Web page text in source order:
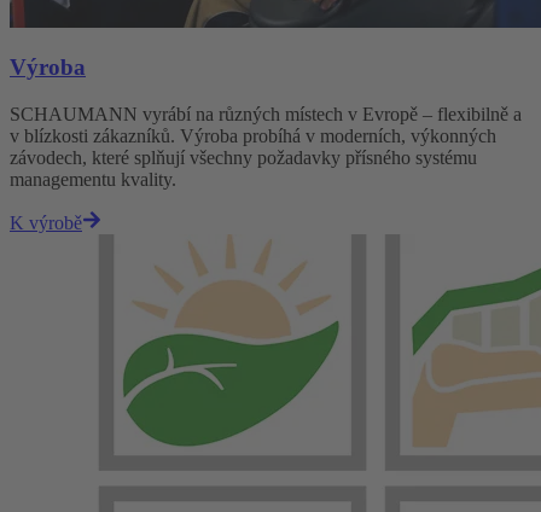
Výroba
SCHAUMANN vyrábí na různých místech v Evropě – flexibilně a
v blízkosti zákazníků. Výroba probíhá v moderních, výkonných
závodech, které splňují všechny požadavky přísného systému
managementu kvality.
K výrobě